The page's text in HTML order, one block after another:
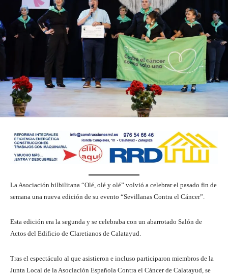
La Asociación bilbilitana “Olé, olé y olé” volvió a celebrar el pasado fin de
semana una nueva edición de su evento “Sevillanas Contra el Cáncer”.
Esta edición era la segunda y se celebraba con un abarrotado Salón de
Actos del Edificio de Claretianos de Calatayud.
Tras el espectáculo al que asistieron e incluso participaron miembros de la
Junta Local de la Asociación Española Contra el Cáncer de Calatayud, se